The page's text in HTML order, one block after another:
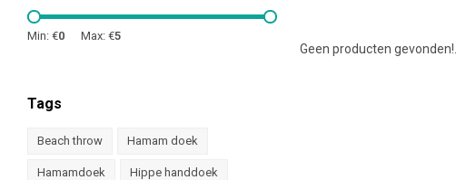
Min: €0 Max: €5
Tags
Beach throw Hamam doek
Hamamdoek Hippe handdoek
Geen producten gevonden!...